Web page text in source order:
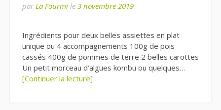
par La Fourmi le 3 novembre 2019
Ingrédients pour deux belles assiettes en plat
unique ou 4 accompagnements 100g de pois
cassés 400g de pommes de terre 2 belles carottes
Un petit morceau d’algues kombu ou quelques…
[Continuer la lecture]